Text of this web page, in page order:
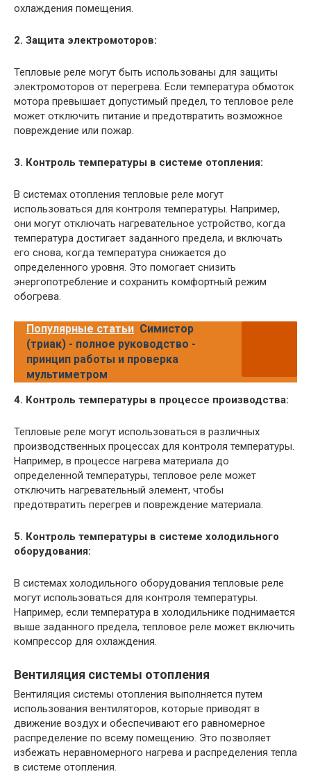
охлаждения помещения.
2. Защита электромоторов:
Тепловые реле могут быть использованы для защиты
электромоторов от перегрева. Если температура обмоток
мотора превышает допустимый предел, то тепловое реле
может отключить питание и предотвратить возможное
повреждение или пожар.
3. Контроль температуры в системе отопления:
В системах отопления тепловые реле могут
использоваться для контроля температуры. Например,
они могут отключать нагревательное устройство, когда
температура достигает заданного предела, и включать
его снова, когда температура снижается до
определенного уровня. Это помогает снизить
энергопотребление и сохранить комфортный режим
обогрева.
Популярные статьи Симистор
(триак) - полное руководство -
принцип работы и проверка
мультиметром
4. Контроль температуры в процессе производства:
Тепловые реле могут использоваться в различных
производственных процессах для контроля температуры.
Например, в процессе нагрева материала до
определенной температуры, тепловое реле может
отключить нагревательный элемент, чтобы
предотвратить перегрев и повреждение материала.
5. Контроль температуры в системе холодильного
оборудования:
В системах холодильного оборудования тепловые реле
могут использоваться для контроля температуры.
Например, если температура в холодильнике поднимается
выше заданного предела, тепловое реле может включить
компрессор для охлаждения.
Вентиляция системы отопления
Вентиляция системы отопления выполняется путем
использования вентиляторов, которые приводят в
движение воздух и обеспечивают его равномерное
распределение по всему помещению. Это позволяет
избежать неравномерного нагрева и распределения тепла
в системе отопления.